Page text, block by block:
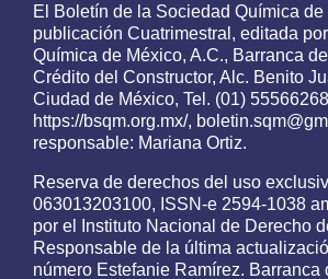
El Boletín de la Sociedad Química de
publicación Cuatrimestral, editada
Química de México, A.C., Barranca
Crédito del Constructor, Alc. Benito
Ciudad de México, Tel. (01)
https://bsqm.org.mx/,
responsable: Mariana Ortiz.
Reserva de derechos del uso
063013203100, ISSN-e 2594-1038
por el Instituto Nacional de Derecho
Responsable de la última
número Estefanie Ramírez. Barranca